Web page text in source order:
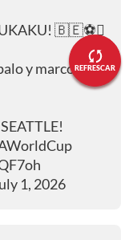
REFRESCAR
🇧🇪⚽
y marcó el 2-1
1, 2026